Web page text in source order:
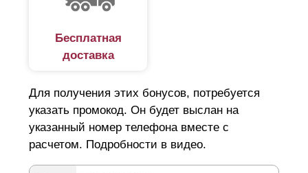
Бесплатная
доставка
Для получения этих бонусов, потребуется
указать промокод. Он будет выслан на
указанный номер телефона вместе с
расчетом. Подробности в видео.